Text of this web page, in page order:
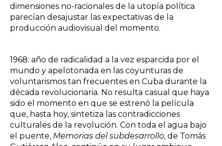
dimensiones no-racionales de la utopía política
parecían desajustar las expectativas de la
producción audiovisual del momento.
1968: año de radicalidad a la vez esparcida por el
mundo y apelotonada en las coyunturas de
voluntarismos tan frecuentes en Cuba durante la
década revolucionaria. No resulta casual que haya
sido el momento en que se estrenó la película
que, hasta hoy, sintetiza las contradicciones
culturales de la revolución. Con toda el agua bajo
el puente, Memorias del subdesarrollo, de Tomás